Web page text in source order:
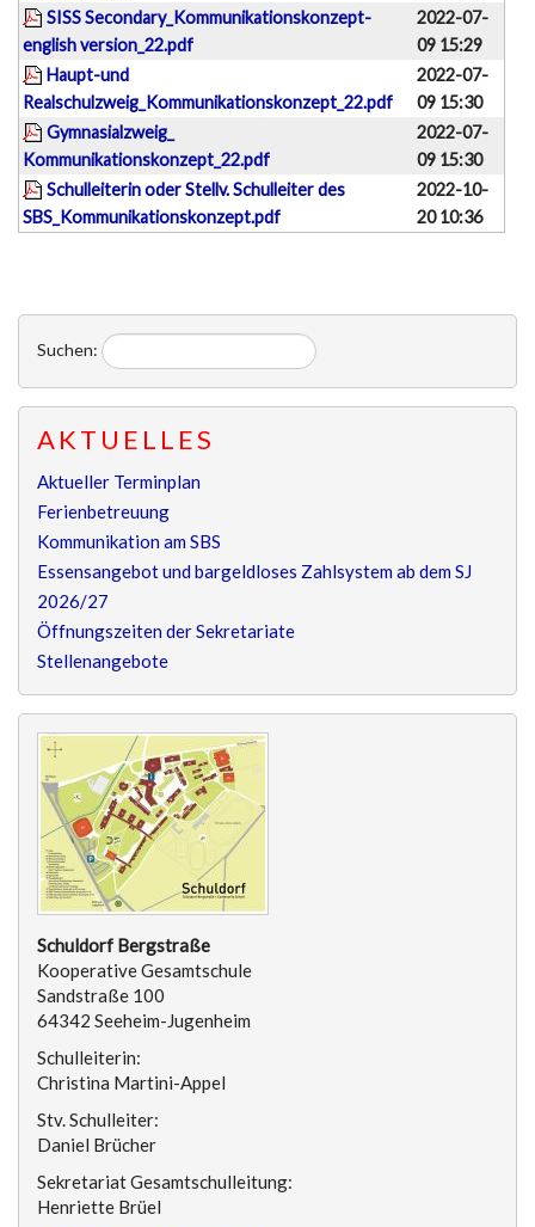
SISS Secondary_Kommunikationskonzept-
english version_22.pdf
2022-07-
09 15:29
Haupt-und
Realschulzweig_Kommunikationskonzept_22.pdf
2022-07-
09 15:30
Gymnasialzweig_
Kommunikationskonzept_22.pdf
2022-07-
09 15:30
Schulleiterin oder Stellv. Schulleiter des
SBS_Kommunikationskonzept.pdf
2022-10-
20 10:36
Suchen:
AKTUELLES
Aktueller Terminplan
Ferienbetreuung
Kommunikation am SBS
Essensangebot und bargeldloses Zahlsystem ab dem SJ
2026/27
Öffnungszeiten der Sekretariate
Stellenangebote
Schuldorf Bergstraße
Kooperative Gesamtschule
Sandstraße 100
64342 Seeheim-Jugenheim
Schulleiterin:
Christina Martini-Appel
Stv. Schulleiter:
Daniel Brücher
Sekretariat Gesamtschulleitung:
Henriette Brüel